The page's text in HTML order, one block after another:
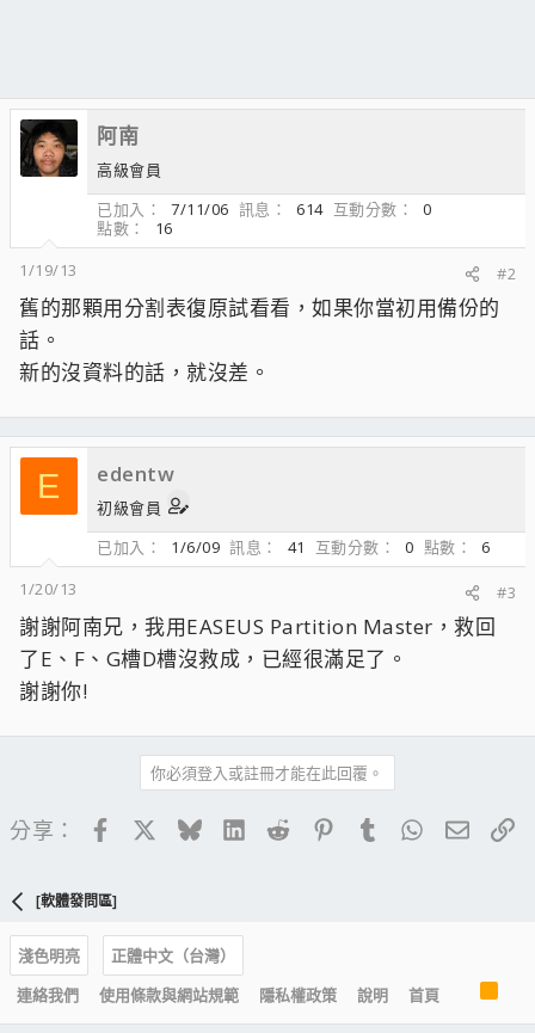
阿南
高級會員
已加入
7/11/06 訊息 614 互動分數
0
點數
16
1/19/13
#2
舊的那顆用分割表復原試看看，如果你當初用備份的
話。
新的沒資料的話，就沒差。
E edentw
初級會員
已加入
1/6/09 訊息 41 互動分數 0 點數
6
1/20/13
#3
謝謝阿南兄，我用EASEUS Partition Master，救回
了E、F、G槽D槽沒救成，已經很滿足了。
謝謝你!
你必須登入或註冊才能在此回覆。
分享： FacebookBlueskyLinkedIn
Reddit PinterestTumblrWhatsApp
電子
[軟體發問區]
淺色明亮
正體中文（台灣）
連絡我們
使用條款與網站規範 隱私權政策 說明 首頁
S